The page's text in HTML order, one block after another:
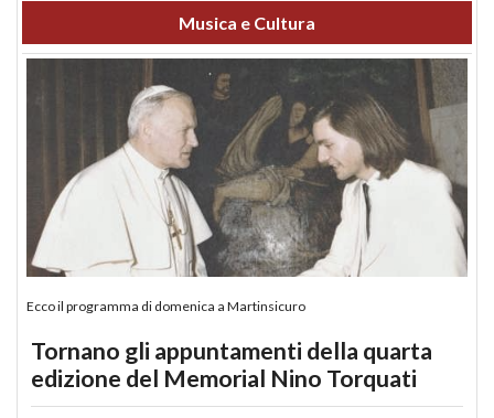
Musica e Cultura
Ecco il programma di domenica a Martinsicuro
Tornano gli appuntamenti della quarta
edizione del Memorial Nino Torquati